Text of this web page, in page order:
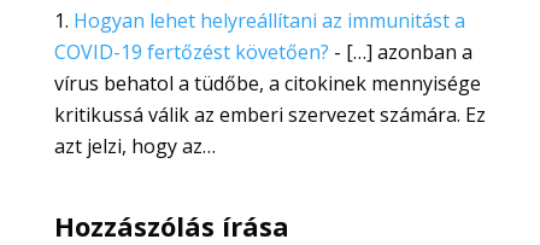
Hogyan lehet helyreállítani az immunitást a
COVID-19 fertőzést követően? - […] azonban a
vírus behatol a tüdőbe, a citokinek mennyisége
kritikussá válik az emberi szervezet számára. Ez
azt jelzi, hogy az…
Hozzászólás írása